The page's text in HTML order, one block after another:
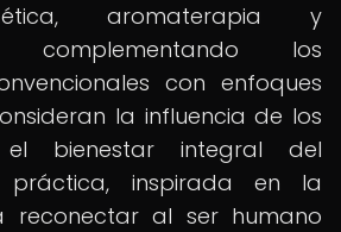
aromaterapia y
complementando los
con enfoques
la influencia de los
el bienestar integral del
práctica, inspirada en la
reconectar al ser humano